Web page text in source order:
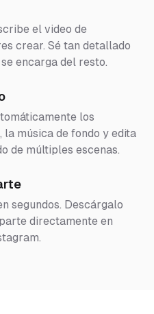
el video de
crear. Sé tan detallado
encarga del resto.
los
la música de fondo y edita
de múltiples escenas.
segundos. Descárgalo
directamente en